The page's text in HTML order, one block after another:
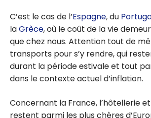
C’est le cas de l’Espagne, du
laGrèce, où le coût de la vie
que chez nous. Attention tout de
transports pour s’y rendre, qui
durant la période estivale et tout
dans le contexte actuel d’inflation.
Concernant la France, l’hôtellerie
restent parmi les plus chères